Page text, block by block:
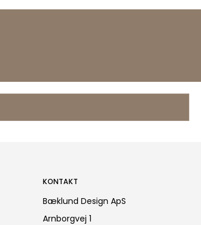
KONTAKT
Bæklund Design ApS
Arnborgvej 1